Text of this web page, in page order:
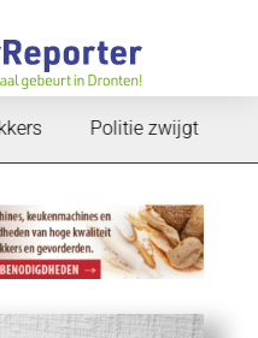
Politie zwijgt nog over